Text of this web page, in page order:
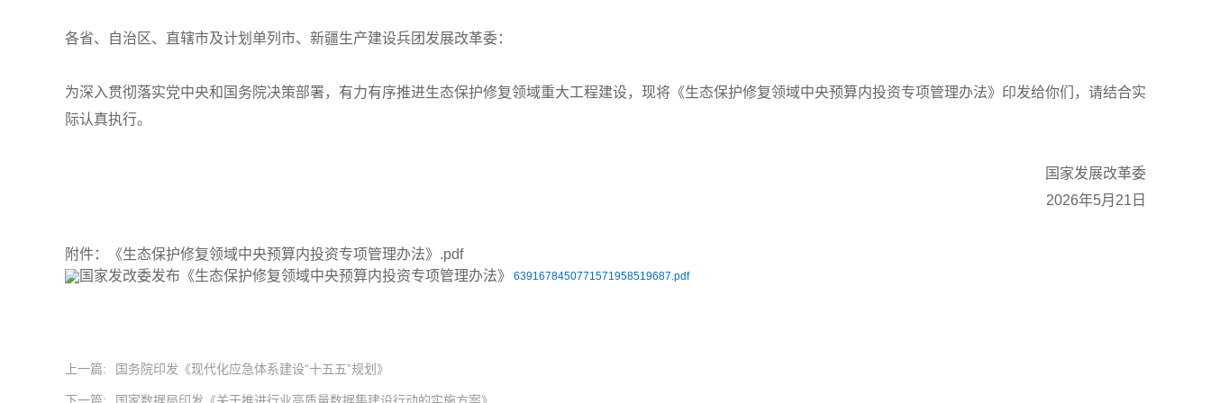
各省、自治区、直辖市及计划单列市、新疆生产建设兵团发展改革委：
为深入贯彻落实党中央和国务院决策部署，有力有序推进生态保护修复领域重大工程建设，现将《生态保护修复领域中央预算内投资专项管理办法》印发给你们，请结合实
际认真执行。
国家发展改革委
2026年5月21日
附件：《生态保护修复领域中央预算内投资专项管理办法》.pdf
6391678450771571958519687.pdf
上一篇: 国务院印发《现代化应急体系建设“十五五”规划》